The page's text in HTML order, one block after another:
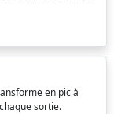
en pic à
sortie.